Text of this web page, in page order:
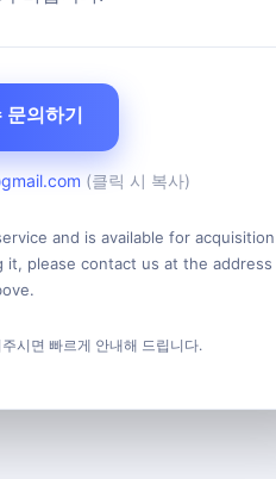
의하기
(클릭 시 복사)
and is available for
please contact us at the address
시면 빠르게 안내해 드립니다.